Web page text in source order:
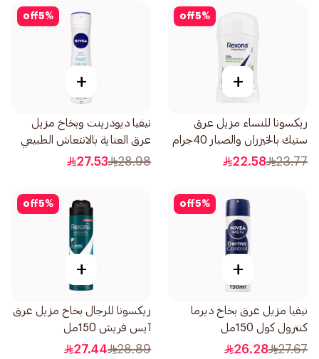
5%
off
+
ريكسونا للنساء مزيل عرق
ستيك بالخيزران والصبار 40جرام
23.77
22.58
5%
off
+
نيفيا ديودرينت وبخاخ مزيل
عرق العناية بالانتعاش الطبيعي
للنساء 150مل
28.98
27.53
5%
off
+
نيفيا مزيل عرق بخاخ ديرما
كنترول كول 150مل
27.67
26.28
5%
off
+
ريكسونا للرجال بخاخ مزيل عرق
آيس فريش 150مل
28.89
27.44